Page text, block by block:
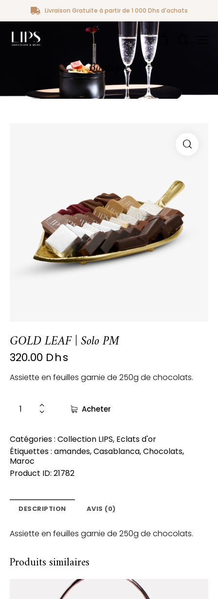
Livraison Gratuite à partir de 1 000 Dhs d'achats
Boutique
GOLD LEAF | Solo PM
320.00 Dhs
Assiette en feuilles garnie de 250g de chocolats.
Acheter
Catégories : Collection LIPS, Eclats d'or
Étiquettes : amandes,Casablanca,Chocolats,
Maroc
Product ID: 21782
DESCRIPTION AVIS (0)
Assiette en feuilles garnie de 250g de chocolats.
Produits similaires